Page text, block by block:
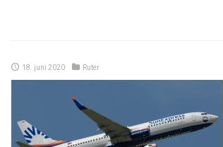
18. juni 2020 Ruter